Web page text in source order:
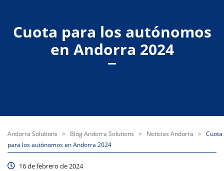
Andorra Solutions > Blog Andorra Solutions > Noticias Andorra > Cuota
para los autónomos en Andorra 2024
Cuota para los autónomos
en Andorra 2024
16 de febrero de 2024